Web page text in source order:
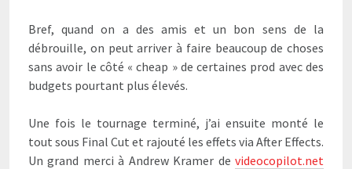
Bref, quand on a des amis et un bon sens de la
débrouille, on peut arriver à faire beaucoup de choses
sans avoir le côté « cheap » de certaines prod avec des
budgets pourtant plus élevés.
Une fois le tournage terminé, j’ai ensuite monté le
tout sous Final Cut et rajouté les effets via After Effects.
Un grand merci à Andrew Kramer de videocopilot.net